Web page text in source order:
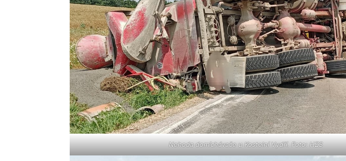
Nehoda domíchávače u Kostelní Vydří. Foto: HZS